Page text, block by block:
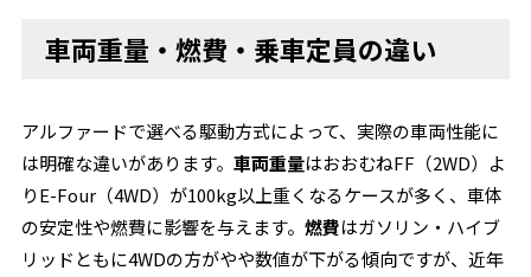
車両重量・燃費・乗車定員の違い
アルファードで選べる駆動方式によって、実際の車両性能に
は明確な違いがあります。車両重量はおおむねFF（2WD）よ
りE-Four（4WD）が100kg以上重くなるケースが多く、車体
の安定性や燃費に影響を与えます。燃費はガソリン・ハイブ
リッドともに4WDの方がやや数値が下がる傾向ですが、近年